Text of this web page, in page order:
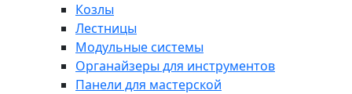
Козлы
Лестницы
Модульные системы
Органайзеры для инструментов
Панели для мастерской